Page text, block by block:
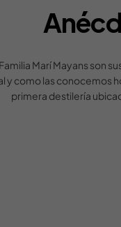
Marí Mayans son
y como las conocemos
primera destilería